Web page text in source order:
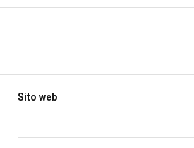
Sito web